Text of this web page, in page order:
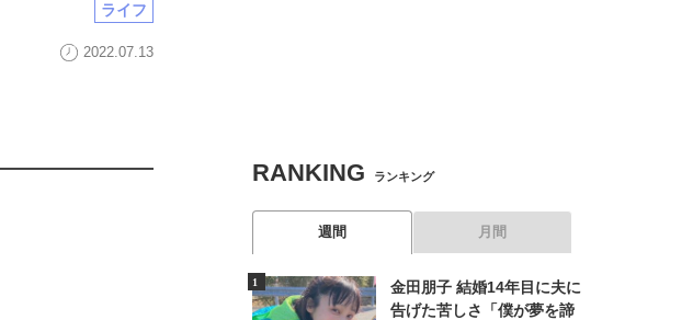
ライフ
2022.07.13
RANKING ランキング
週間 月間
金田朋子 結婚14年目に夫に
告げた苦しさ「僕が夢を諦